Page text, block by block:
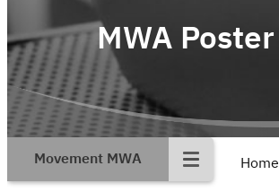
MWA Poster
Movement MWA Home